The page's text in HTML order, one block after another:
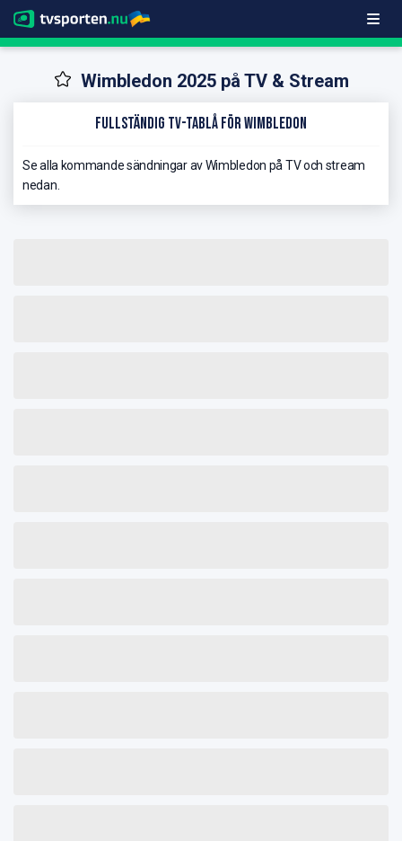
Wimbledon 2025 på TV & Stream
Fullständig TV-Tablå för Wimbledon
Se alla kommande sändningar av Wimbledon på TV och stream
nedan.